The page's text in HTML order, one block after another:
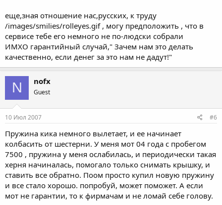
еще,зная отношение нас,русских, к труду
/images/smilies/rolleyes.gif , могу предположить , что в
сервисе тебе его немного не по-людски собрали
ИМХО гарантийный случай," Зачем нам это делать
качественно, если денег за это нам не дадут!"
N nofx
Guest
10 Июл 2007 #6
Пружина кика немного вылетает, и ее начинает
колбасить от шестерни. У меня мот 04 года с пробегом
7500 , пружина у меня ослабилась, и периодически такая
херня начиналась, помогало только снимать крышку, и
ставить все обратно. Поом просто купил новую пружину
и все стало хорошо. попробуй, может поможет. А если
мот не гарантии, то к фирмачам и не ломай себе голову.